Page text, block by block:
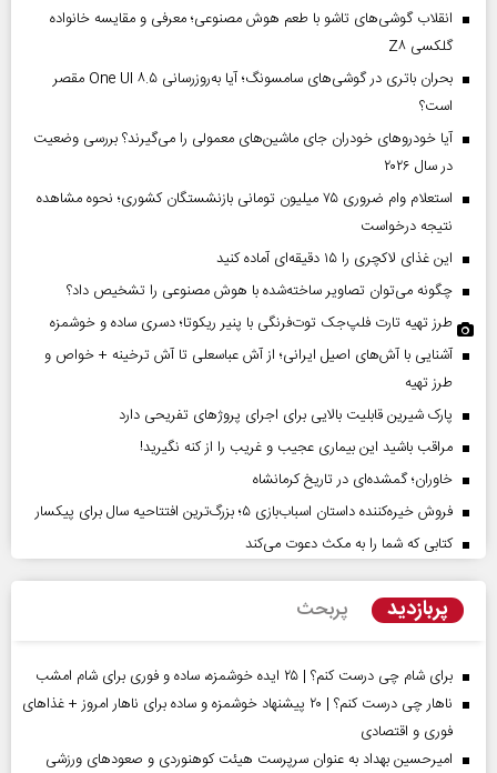
انقلاب گوشی‌های تاشو‌ با طعم هوش مصنوعی؛ معرفی و مقایسه خانواده
گلکسی Z۸
بحران باتری در گوشی‌های سامسونگ؛ آیا به‌روزرسانی One UI ۸.۵ مقصر
است؟
آیا خودروهای خودران جای ماشین‌های معمولی را می‌گیرند؟ بررسی وضعیت
در سال ۲۰۲۶
استعلام وام ضروری ۷۵ میلیون تومانی بازنشستگان کشوری؛ نحوه مشاهده
نتیجه درخواست
این غذای لاکچری را ۱۵ دقیقه‌ای آماده کنید
چگونه می‌توان تصاویر ساخته‌شده با هوش مصنوعی را تشخیص داد؟
طرز تهیه تارت فلپ‌جک توت‌فرنگی با پنیر ریکوتا؛ دسری ساده و خوشمزه
آشنایی با آش‌های اصیل ایرانی؛ از آش عباسعلی تا آش ترخینه + خواص و
طرز تهیه
پارک شیرین قابلیت‌ بالایی برای اجرای پروژهای تفریحی دارد
مراقب باشید این بیماری عجیب و غریب را از کنه نگیرید!
خاوران؛ گمشده‌ای در تاریخ کرمانشاه
فروش خیره‌کننده داستان اسباب‌بازی ۵؛ بزرگ‌ترین افتتاحیه سال برای پیکسار
کتابی که شما را به مکث دعوت می‌کند
پربازدید پربحث
برای شام چی درست کنم؟ | ۲۵ ایده خوشمزه، ساده و فوری برای شام امشب
ناهار چی درست کنم؟ | ۲۰ پیشنهاد خوشمزه و ساده برای ناهار امروز + غذاهای
فوری و اقتصادی
امیرحسین بهداد به عنوان سرپرست هیئت کوهنوردی و صعودهای ورزشی